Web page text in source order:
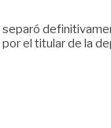
el titular de la